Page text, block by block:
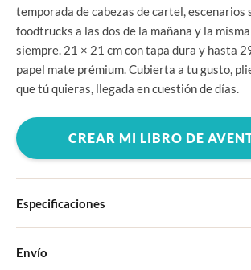
temporada de cabezas de cartel, escenarios
foodtrucks a las dos de la mañana y la
siempre. 21 × 21 cm con tapa dura y hasta
papel mate prémium. Cubierta a tu gusto,
que tú quieras, llegada en cuestión de días.
CREAR MI LIBRO DE
Especificaciones
Elige entre cuatro diseños de portada
Envío